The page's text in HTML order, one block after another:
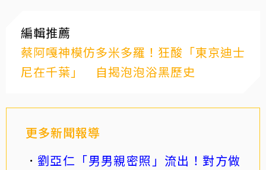
編輯推薦
蔡阿嘎神模仿多米多羅！狂酸「東京迪士
尼在千葉」 自揭泡泡浴黑歷史
更多新聞報導
劉亞仁「男男親密照」流出！對方做